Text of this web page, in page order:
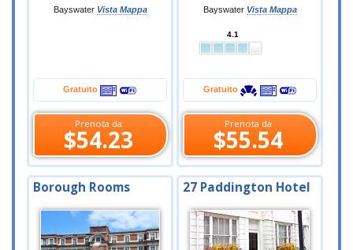
Bayswater Vista Mappa
Gratuito
Prenota da
$54.23
Bayswater Vista Mappa
4.1
Gratuito
Prenota da
$55.54
Borough Rooms 27 Paddington Hotel